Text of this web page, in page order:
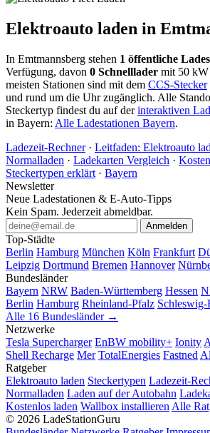
Elektroauto laden in
In Emtmannsberg stehen 1 öffentliche
Verfügung, davon 0 Schnelllader mit 50 kW
meisten Stationen sind mit dem CCS-Stecker
und rund um die Uhr zugänglich. Alle
Steckertyp findest du auf derinteraktiven
in Bayern: Alle Ladestationen Bayern.
Ladezeit-Rechner · Leitfaden: Elektroauto
Normalladen · Ladekarten Vergleich ·
Steckertypen erklärt · Bayern
Newsletter
Neue Ladestationen & E-Auto-Tipps
Kein Spam. Jederzeit abmeldbar.
Anmelden
Top-Städte
Berlin Hamburg München Köln Frankfurt
Leipzig Dortmund Bremen Hannover
Bundesländer
Bayern NRW Baden-Württemberg Hessen
Berlin Hamburg Rheinland-Pfalz Schleswig-
Alle 16 Bundesländer →
Netzwerke
Tesla Supercharger EnBW mobility+ Ionity
Shell Recharge Mer TotalEnergies Fastned
Ratgeber
Elektroauto laden Steckertypen Ladezeit-
Normalladen Laden auf der Autobahn
Kostenlos laden Wallbox installieren Alle
© 2026 LadeStationGuru